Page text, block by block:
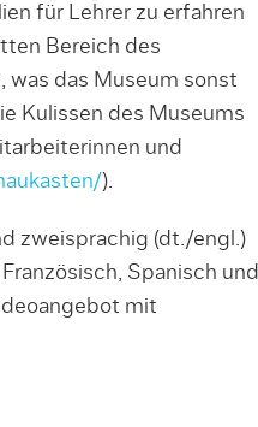
für Lehrer zu erfahren
Bereich des
was das Museum sonst
Kulissen des Museums
und
).
zweisprachig (dt./engl.)
Spanisch und
mit